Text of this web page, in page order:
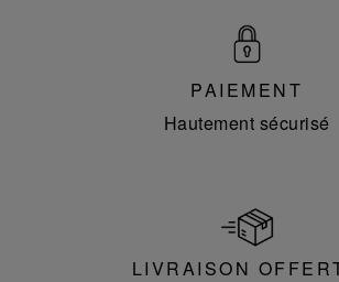
PAIEMENT
Hautement sécurisé
LIVRAISON